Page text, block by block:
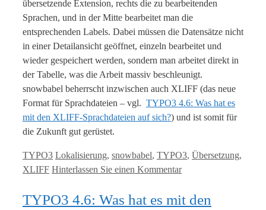
übersetzende Extension, rechts die zu bearbeitenden
Sprachen, und in der Mitte bearbeitet man die
entsprechenden Labels. Dabei müssen die Datensätze nicht
in einer Detailansicht geöffnet, einzeln bearbeitet und
wieder gespeichert werden, sondern man arbeitet direkt in
der Tabelle, was die Arbeit massiv beschleunigt.
snowbabel beherrscht inzwischen auch XLIFF (das neue
Format für Sprachdateien – vgl. TYPO3 4.6: Was hat es
mit den XLIFF-Sprachdateien auf sich?) und ist somit für
die Zukunft gut gerüstet.
Kategorien
TYPO3 Tags
Lokalisierung, snowbabel, TYPO3, Übersetzung,
XLIFF Hinterlassen Sie einen Kommentar
TYPO3 4.6: Was hat es mit den